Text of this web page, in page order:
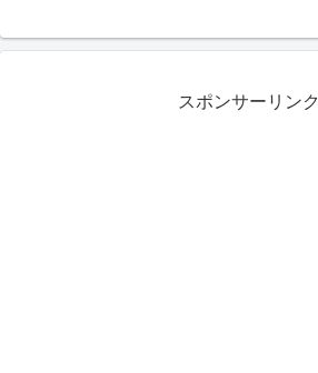
スポンサーリンク